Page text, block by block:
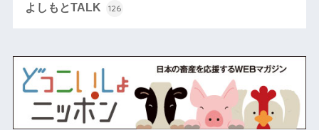
よしもとTALK 126